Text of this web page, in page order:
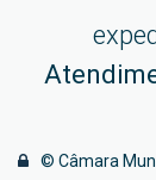
© Câmara